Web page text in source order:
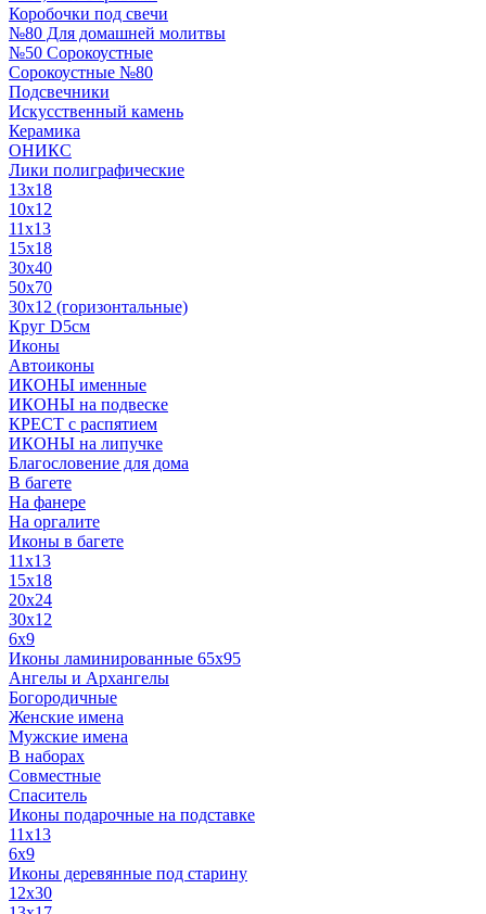
Коробочки под свечи
№80 Для домашней молитвы
№50 Сорокоустные
Сорокоустные №80
Подсвечники
Искусственный камень
Керамика
ОНИКС
Лики полиграфические
13x18
10x12
11х13
15х18
30x40
50x70
30x12 (горизонтальные)
Круг D5см
Иконы
Автоиконы
ИКОНЫ именные
ИКОНЫ на подвеске
КРЕСТ с распятием
ИКОНЫ на липучке
Благословение для дома
В багете
На фанере
На оргалите
Иконы в багете
11x13
15x18
20x24
30х12
6x9
Иконы ламинированные 65x95
Ангелы и Архангелы
Богородичные
Женские имена
Мужские имена
В наборах
Совместные
Спаситель
Иконы подарочные на подставке
11x13
6x9
Иконы деревянные под старину
12х30